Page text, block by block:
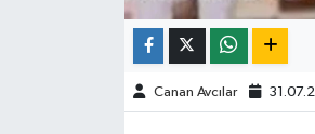
Canan Avcılar